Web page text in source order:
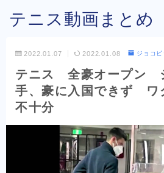
テニス動画まとめ
2022.01.07 2022.01.08 ジョコビ
テニス 全豪オープン
手、豪に入国できず ワ
不十分